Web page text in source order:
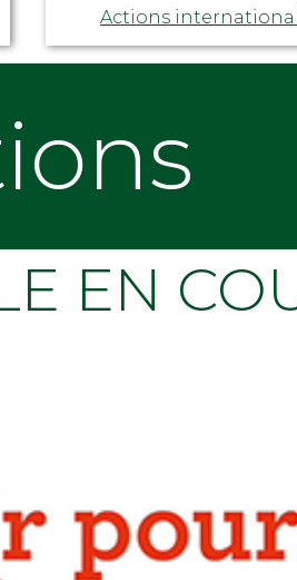
Actions
EN